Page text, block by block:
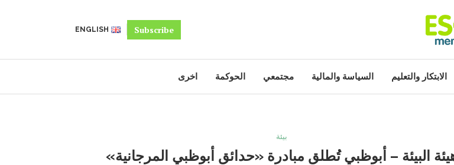
Subscribe
ENGLISH
الابتكار والتعليم السياسة والمالية مجتمعي الحوكمة اخرى
بيئة
البيئة – أبوظبي تُطلق مبادرة «حدائق أبوظبي المرجانية»